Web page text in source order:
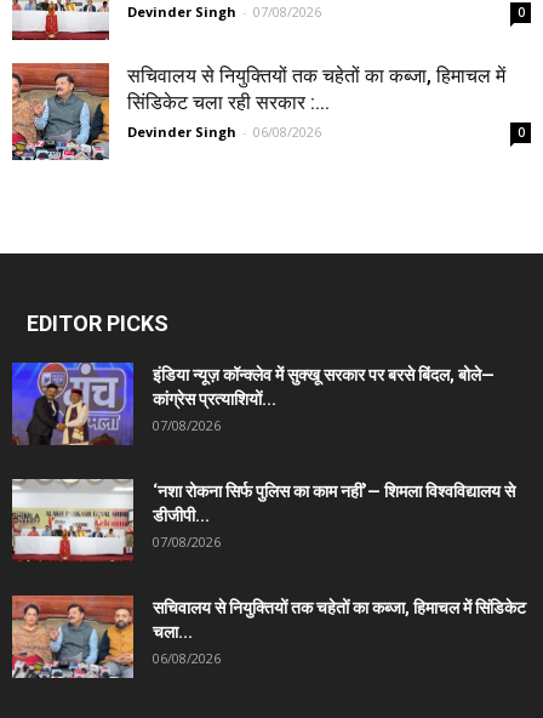
Devinder Singh - 07/08/2026 0
सचिवालय से नियुक्तियों तक चहेतों का कब्जा, हिमाचल में
सिंडिकेट चला रही सरकार :...
Devinder Singh - 06/08/2026 0
EDITOR PICKS
इंडिया न्यूज़ कॉन्क्लेव में सुक्खू सरकार पर बरसे बिंदल, बोले—
कांग्रेस प्रत्याशियों...
07/08/2026
‘नशा रोकना सिर्फ पुलिस का काम नहीं’— शिमला विश्वविद्यालय से
डीजीपी...
07/08/2026
सचिवालय से नियुक्तियों तक चहेतों का कब्जा, हिमाचल में सिंडिकेट
चला...
06/08/2026